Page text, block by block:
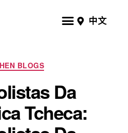
中文
BLOGS
Da
Tcheca: